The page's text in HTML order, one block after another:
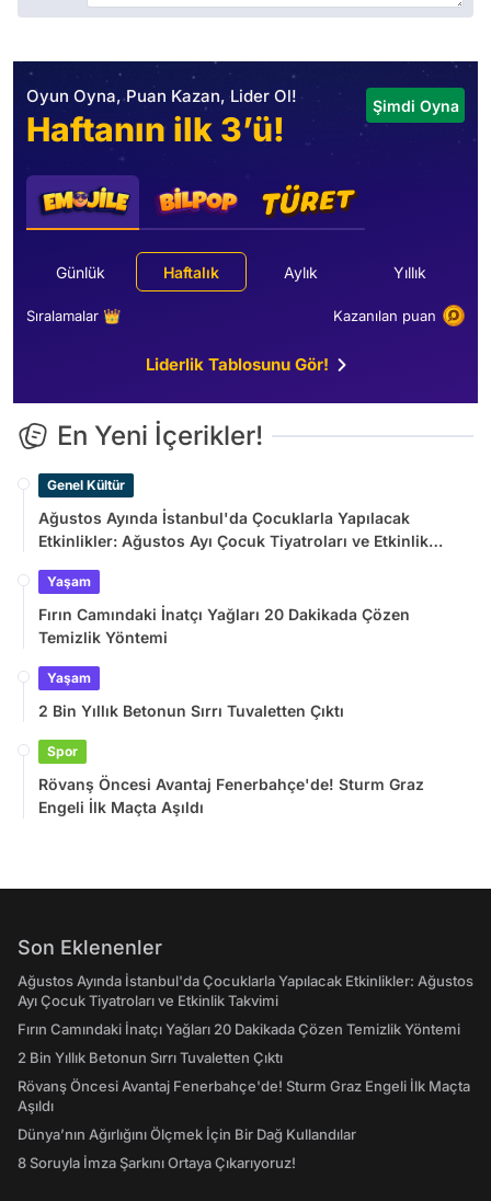
Oyun Oyna, Puan Kazan, Lider Ol!
Haftanın ilk 3’ü!
Şimdi Oyna
Günlük Haftalık Aylık Yıllık
Sıralamalar 👑 Kazanılan puan
Liderlik Tablosunu Gör!
En Yeni İçerikler!
Genel Kültür
Ağustos Ayında İstanbul'da Çocuklarla Yapılacak
Etkinlikler: Ağustos Ayı Çocuk Tiyatroları ve Etkinlik
Yaşam
Fırın Camındaki İnatçı Yağları 20 Dakikada Çözen
Temizlik Yöntemi
Yaşam
2 Bin Yıllık Betonun Sırrı Tuvaletten Çıktı
Spor
Rövanş Öncesi Avantaj Fenerbahçe'de! Sturm Graz
Engeli İlk Maçta Aşıldı
Son Eklenenler
Ağustos Ayında İstanbul'da Çocuklarla Yapılacak Etkinlikler: Ağustos
Ayı Çocuk Tiyatroları ve Etkinlik Takvimi
Fırın Camındaki İnatçı Yağları 20 Dakikada Çözen Temizlik Yöntemi
2 Bin Yıllık Betonun Sırrı Tuvaletten Çıktı
Rövanş Öncesi Avantaj Fenerbahçe'de! Sturm Graz Engeli İlk Maçta
Aşıldı
Dünya’nın Ağırlığını Ölçmek İçin Bir Dağ Kullandılar
8 Soruyla İmza Şarkını Ortaya Çıkarıyoruz!